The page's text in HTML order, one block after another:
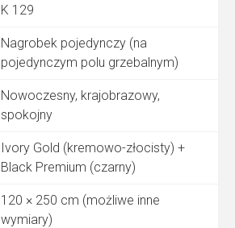
K 129
Nagrobek pojedynczy (na
pojedynczym polu grzebalnym)
Nowoczesny, krajobrazowy,
spokojny
Ivory Gold (kremowo-złocisty) +
Black Premium (czarny)
120 × 250 cm (możliwe inne
wymiary)